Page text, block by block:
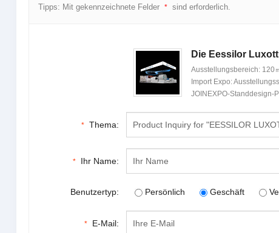
Tipps: Mit gekennzeichnete Felder * sind erforderlich.
Die Eessilor
Ausstellungsbereich: 120
Import Expo:
JOINEXPO-Standdesign-
* Thema:
* Ihr Name:
Benutzertyp: Persönlich Geschäft
* E-Mail: